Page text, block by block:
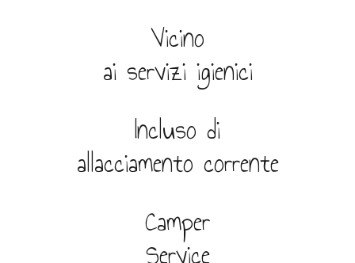
Vicino
ai servizi igienici
Incluso di
allacciamento corrente
Camper
Service